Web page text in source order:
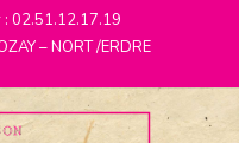
02.51.12.17.19
– NORT /ERDRE